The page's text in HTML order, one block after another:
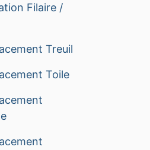
Filaire /
Treuil
Toile